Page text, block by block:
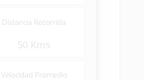
Distancia Recorrida
50 Kms
Velocidad Promedio